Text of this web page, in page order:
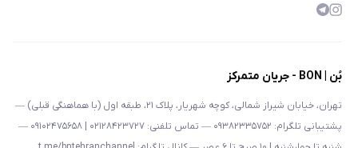
بُن | BON - جریان متمرکز
تهران، خیابان شیراز شمالی، کوچه شهریار، پلاک ۲۱، طبقه اول (با هماهنگی قبلی) —
پشتیبانی تلگرام: ۰۹۳۸۲۳۳۵۷۵۲ — تماس تلفنی: ۰۲۱۲۸۴۲۳۷۲۷ | ۰۹۱۰۲۴۷۵۶۵۸ —